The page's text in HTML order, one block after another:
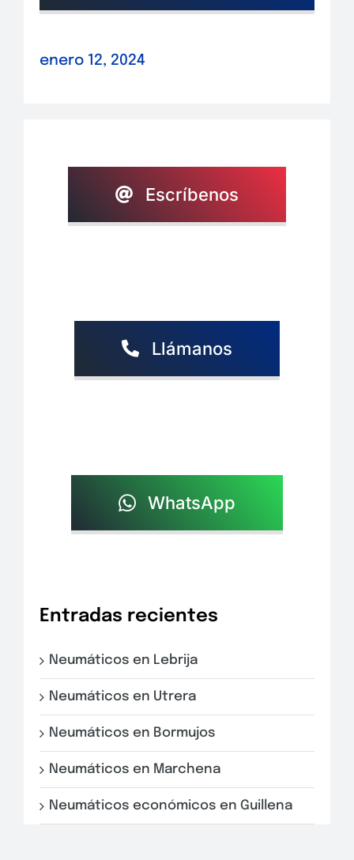
enero 12, 2024
Escríbenos
Llámanos
WhatsApp
Entradas recientes
Neumáticos en Lebrija
Neumáticos en Utrera
Neumáticos en Bormujos
Neumáticos en Marchena
Neumáticos económicos en Guillena